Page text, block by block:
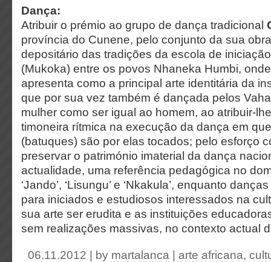
Dança:
Atribuir o prémio ao grupo de dança tradicional
província do Cunene, pelo conjunto da sua
depositário das tradições da escola de
(Mukoka) entre os povos Nhaneka Humbi,
apresenta como a principal arte identitária da
que por sua vez também é dançada pelos
mulher como ser igual ao homem, ao atribuir-
timoneira rítmica na execução da dança em
(batuques) são por elas tocados; pelo esforço
preservar o património imaterial da dança
actualidade, uma referência pedagógica no
‘Jando’, ‘Lisungu’ e ‘Nkakula’, enquanto
para iniciados e estudiosos interessados na
sua arte ser erudita e as instituições
sem realizações massivas, no contexto actual
06.11.2012 | by martalanca arte africana,